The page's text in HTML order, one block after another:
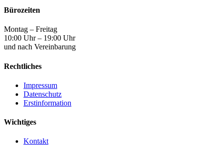
Bürozeiten
Montag – Freitag
10:00 Uhr – 19:00 Uhr
und nach Vereinbarung
Rechtliches
Impressum
Datenschutz
Erstinformation
Wichtiges
Kontakt